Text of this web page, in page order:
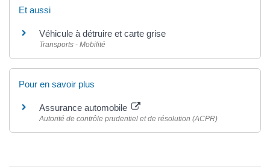
Et aussi
Véhicule à détruire et carte grise
Transports - Mobilité
Pour en savoir plus
Assurance automobile
Autorité de contrôle prudentiel et de résolution (ACPR)